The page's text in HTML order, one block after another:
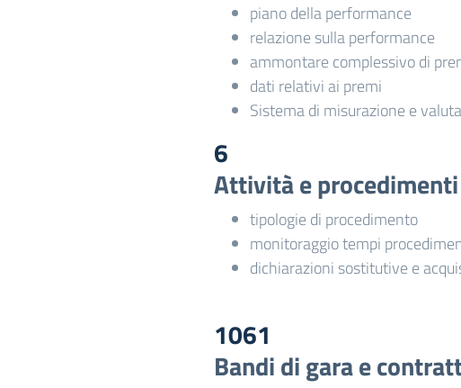
piano della performance
relazione sulla performance
ammontare complessivo di
dati relativi ai premi
Sistema di misurazione e
6
Attività e procedimenti
tipologie di procedimento
monitoraggio tempi
dichiarazioni sostitutive e
1061
Bandi di gara e